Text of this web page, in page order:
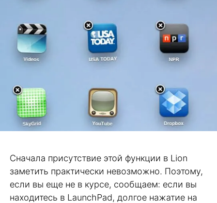
Сначала присутствие этой функции в Lion
заметить практически невозможно. Поэтому,
если вы еще не в курсе, сообщаем: если вы
находитесь в LaunchPad, долгое нажатие на